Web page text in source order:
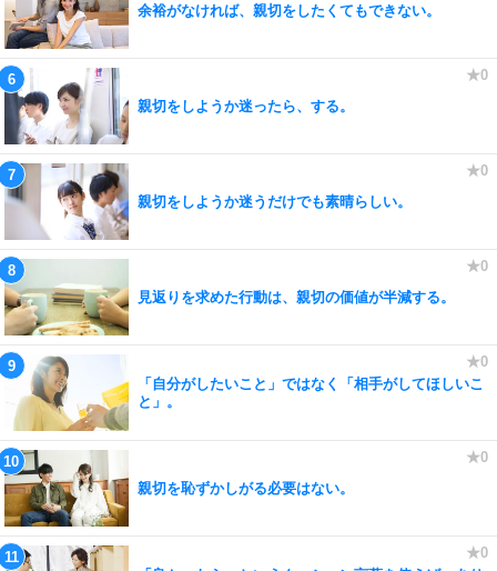
余裕がなければ、親切をしたくてもできない。
親切をしようか迷ったら、する。
親切をしようか迷うだけでも素晴らしい。
見返りを求めた行動は、親切の価値が半減する。
「自分がしたいこと」ではなく「相手がしてほしいこ
と」。
親切を恥ずかしがる必要はない。